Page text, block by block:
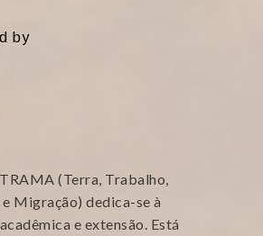
by
(Terra, Trabalho,
Migração) dedica-se à
e extensão. Está